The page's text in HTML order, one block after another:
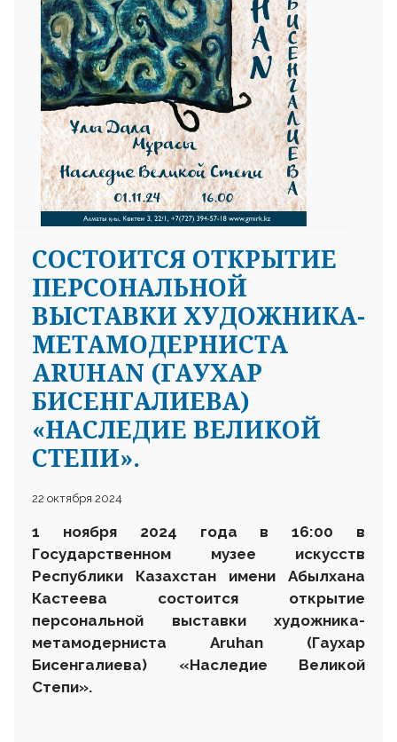
CОСТОИТСЯ ОТКРЫТИЕ
ПЕРСОНАЛЬНОЙ
ВЫСТАВКИ ХУДОЖНИКА-
МЕТАМОДЕРНИСТА
ARUHAN (ГАУХАР
БИСЕНГАЛИЕВА)
«НАСЛЕДИЕ ВЕЛИКОЙ
СТЕПИ».
22 октября 2024
1 ноября 2024 года в 16:00 в
Государственном музее искусств
Республики Казахстан имени Абылхана
Кастеева состоится открытие
персональной выставки художника-
метамодерниста Aruhan (Гаухар
Бисенгалиева) «Наследие Великой
Степи».